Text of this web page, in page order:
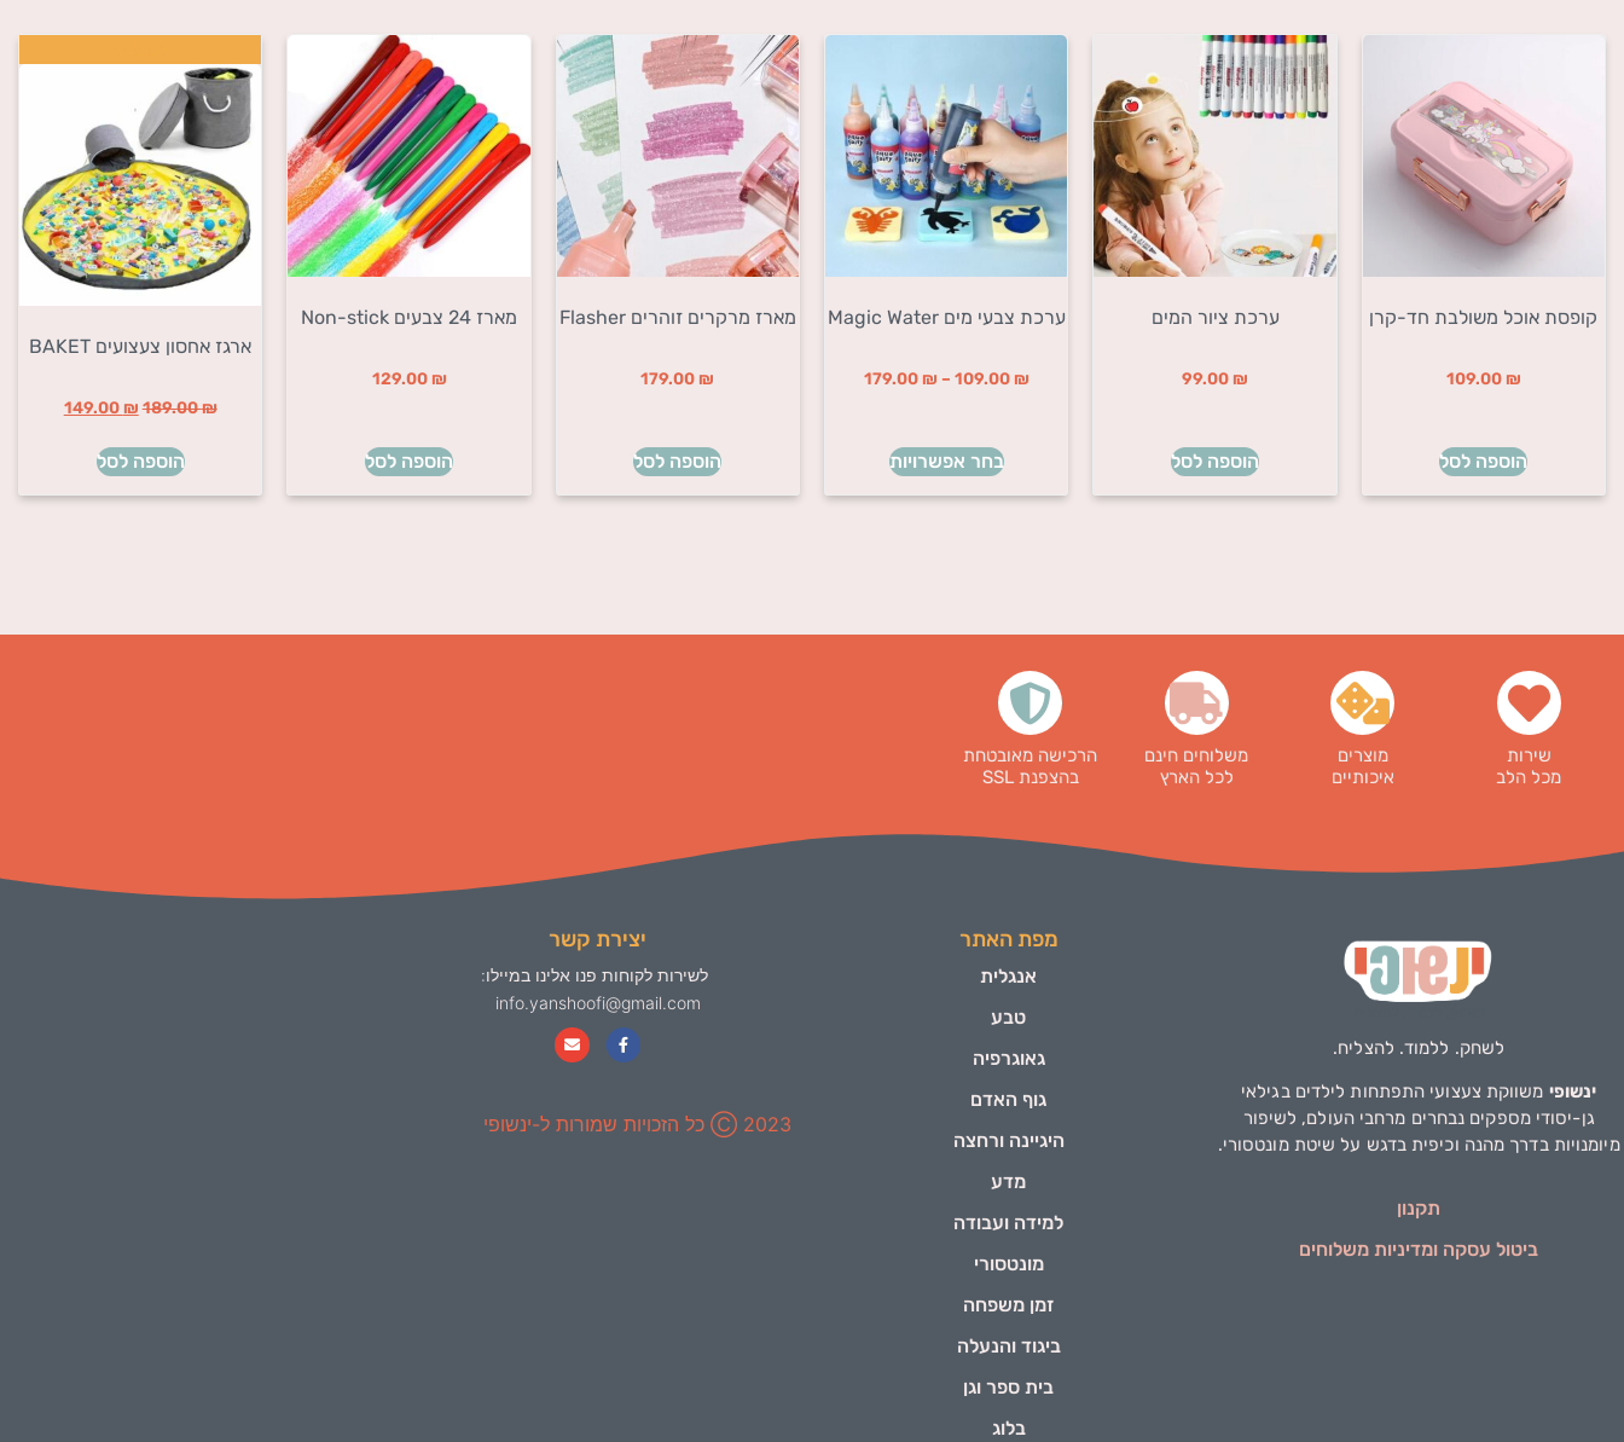
קופסת אוכל משולבת חד-קרן
109.00 ₪
הוספה לסל
ערכת ציור המים
99.00 ₪
הוספה לסל
ערכת צבעי מים Magic Water
109.00 ₪
–
179.00 ₪
בחר אפשרויות
מארז מרקרים זוהרים Flasher
179.00 ₪
הוספה לסל
מארז 24 צבעים Non-stick
129.00 ₪
הוספה לסל
ארגז אחסון צעצועים BAKET
189.00₪
149.00 ₪
הוספה לסל
שירות
מכל הלב
מוצרים
איכותיים
משלוחים חינם
לכל הארץ
הרכישה מאובטחת
בהצפנת SSL
לשחק. ללמוד. להצליח.
ינשופי משווקת צעצועי התפתחות לילדים בגילאי
גן-יסודי מספקים נבחרים מרחבי העולם, לשיפור
מיומנויות בדרך מהנה וכיפית בדגש על שיטת מונטסורי.
תקנון
ביטול עסקה ומדיניות משלוחים
מפת האתר
אנגלית
טבע
גאוגרפיה
גוף האדם
היגיינה ורחצה
מדע
למידה ועבודה
מונטסורי
זמן משפחה
ביגוד והנעלה
בית ספר וגן
בלוג
יצירת קשר
לשירות לקוחות פנו אלינו במיילו:
info.yanshoofi@gmail.com
2023 Ⓒ כל הזכויות שמורות ל-ינשופי